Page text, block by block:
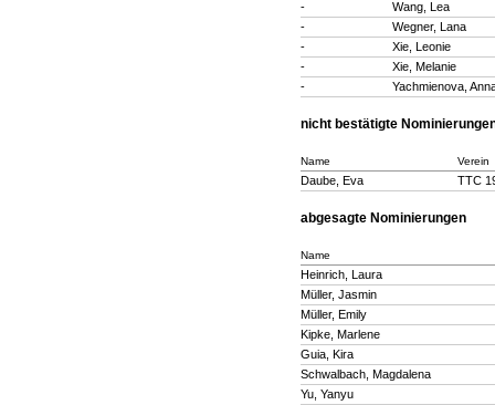
-
Wang, Lea
-
Wegner, Lana
-
Xie, Leonie
-
Xie, Melanie
-
Yachmienova,
nicht bestätigte
Name Verein
Daube, Eva TTC
abgesagte Nominierungen
Name
Heinrich, Laura
Müller, Jasmin
Müller, Emily
Kipke, Marlene
Guia, Kira
Schwalbach, Magdalena
Yu, Yanyu